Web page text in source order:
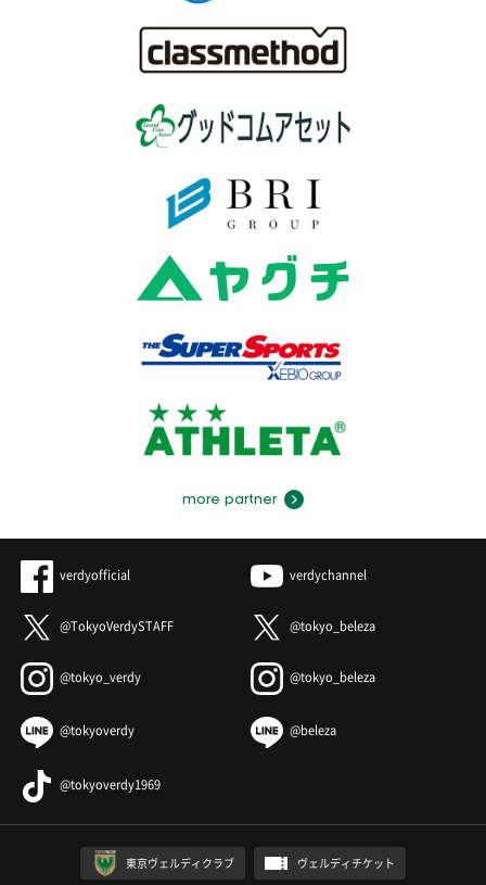
more partner
verdyofficial verdychannel
@TokyoVerdySTAFF @tokyo_beleza
@tokyo_verdy @tokyo_beleza
@tokyoverdy @beleza
@tokyoverdy1969
東京ヴェルディクラブ ヴェルディチケット